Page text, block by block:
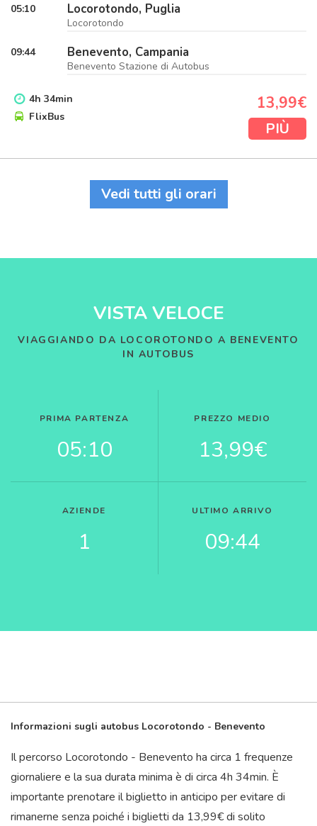
05:10 Locorotondo, Puglia
Locorotondo
09:44 Benevento, Campania
Benevento Stazione di Autobus
4h 34min
FlixBus
13,99€
PIÙ
Vedi tutti gli orari
VISTA VELOCE
VIAGGIANDO DA LOCOROTONDO A BENEVENTO
IN AUTOBUS
PRIMA PARTENZA
05:10
PREZZO MEDIO
13,99€
AZIENDE
1
ULTIMO ARRIVO
09:44
Informazioni sugli autobus Locorotondo - Benevento
Il percorso Locorotondo - Benevento ha circa 1 frequenze
giornaliere e la sua durata minima è di circa 4h 34min. È
importante prenotare il biglietto in anticipo per evitare di
rimanerne senza poiché i biglietti da 13,99€ di solito